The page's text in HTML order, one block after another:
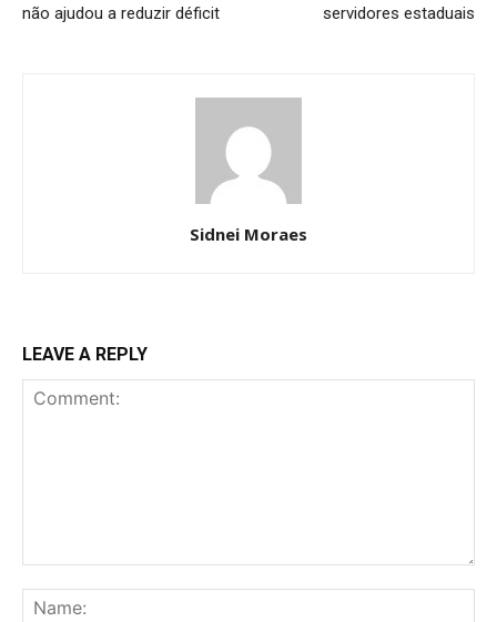
não ajudou a reduzir déficit
servidores estaduais
Sidnei Moraes
LEAVE A REPLY